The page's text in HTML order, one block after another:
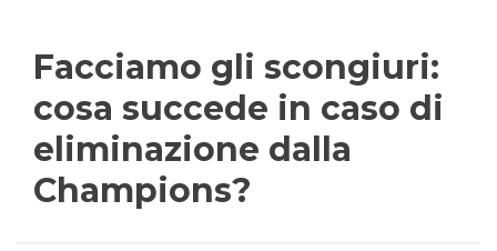
Facciamo gli scongiuri:
cosa succede in caso di
eliminazione dalla
Champions?